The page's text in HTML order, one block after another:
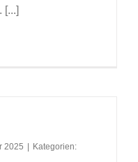
[...]
2025
Kategorien: